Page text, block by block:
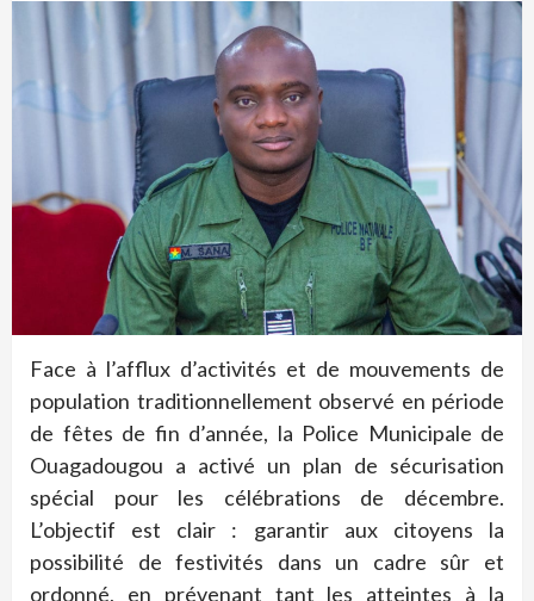
Face à l’afflux d’activités et de mouvements de
population traditionnellement observé en période
de fêtes de fin d’année, la Police Municipale de
Ouagadougou a activé un plan de sécurisation
spécial pour les célébrations de décembre.
L’objectif est clair : garantir aux citoyens la
possibilité de festivités dans un cadre sûr et
ordonné, en prévenant tant les atteintes à la